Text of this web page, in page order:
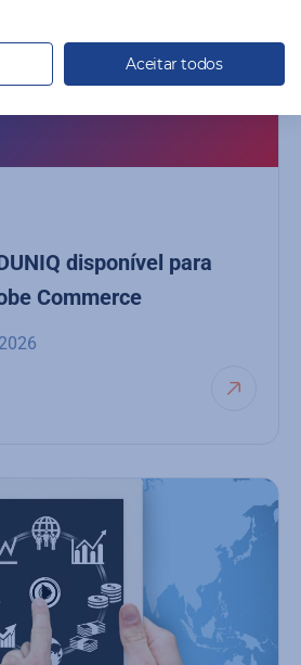
disponível para
Commerce
Aceitar todos